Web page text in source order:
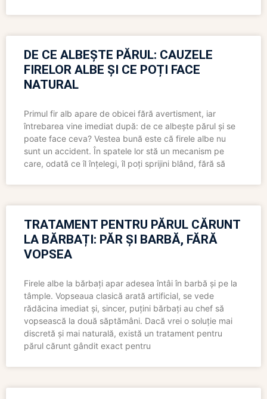
DE CE ALBEȘTE PĂRUL: CAUZELE
FIRELOR ALBE ȘI CE POȚI FACE
NATURAL
Primul fir alb apare de obicei fără avertisment, iar
întrebarea vine imediat după: de ce albește părul și se
poate face ceva? Vestea bună este că firele albe nu
sunt un accident. În spatele lor stă un mecanism pe
care, odată ce îl înțelegi, îl poți sprijini blând, fără să
TRATAMENT PENTRU PĂRUL CĂRUNT
LA BĂRBAȚI: PĂR ȘI BARBĂ, FĂRĂ
VOPSEA
Firele albe la bărbați apar adesea întâi în barbă și pe la
tâmple. Vopseaua clasică arată artificial, se vede
rădăcina imediat și, sincer, puțini bărbați au chef să
vopsească la două săptămâni. Dacă vrei o soluție mai
discretă și mai naturală, există un tratament pentru
părul cărunt gândit exact pentru